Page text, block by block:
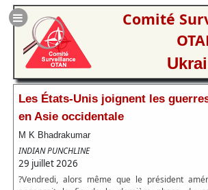
Comité
Les États-Unis joignent les
en Asie occidentale
M K Bhadrakumar
INDIAN PUNCHLINE
29 juillet 2026
?Vendredi, alors même que le président